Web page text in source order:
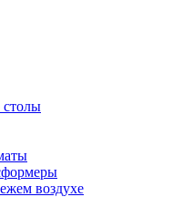
воздухе